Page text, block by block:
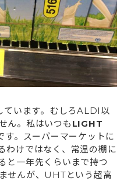
います。むしろALDI以
ん。私はいつも LIGHT
す。スーパーマーケットに
わけではなく、常温の棚に
と一年先くらいまで持つ
せんが、UHTという超高